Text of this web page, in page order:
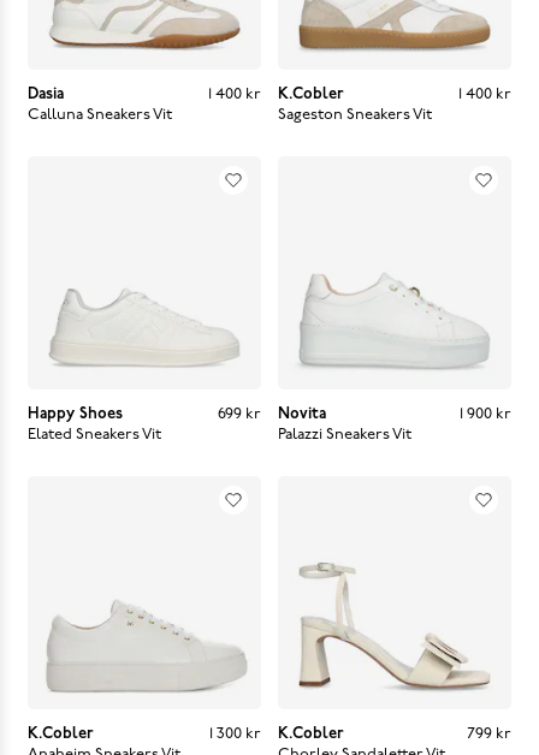
Dasia
Calluna SneakersVit
1 400 kr
1 400 kr
K.Cobler
Sageston SneakersVit
1 400 kr
1 400 kr
Happy Shoes
Elated SneakersVit
699 kr
699 kr
Novita
Palazzi SneakersVit
1 900 kr
1 900 kr
K.Cobler
1 300 kr
1 300 kr
K.Cobler
799 kr
799 kr